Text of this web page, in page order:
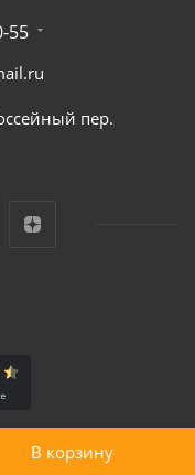
В корзину
55
пер.